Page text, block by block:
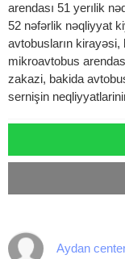
arendası 51 yerılik
52 nəfərlik nəqliyyat
avtobusların
mikroavtobus
zakazi, bakida
sernişin
Aydan